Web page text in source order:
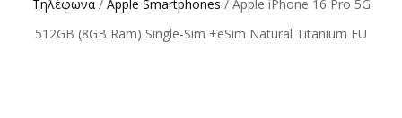
Τηλέφωνα/ Apple Smartphones / Apple iPhone 16 Pro 5G
512GB (8GB Ram) Single-Sim +eSim Natural Titanium EU